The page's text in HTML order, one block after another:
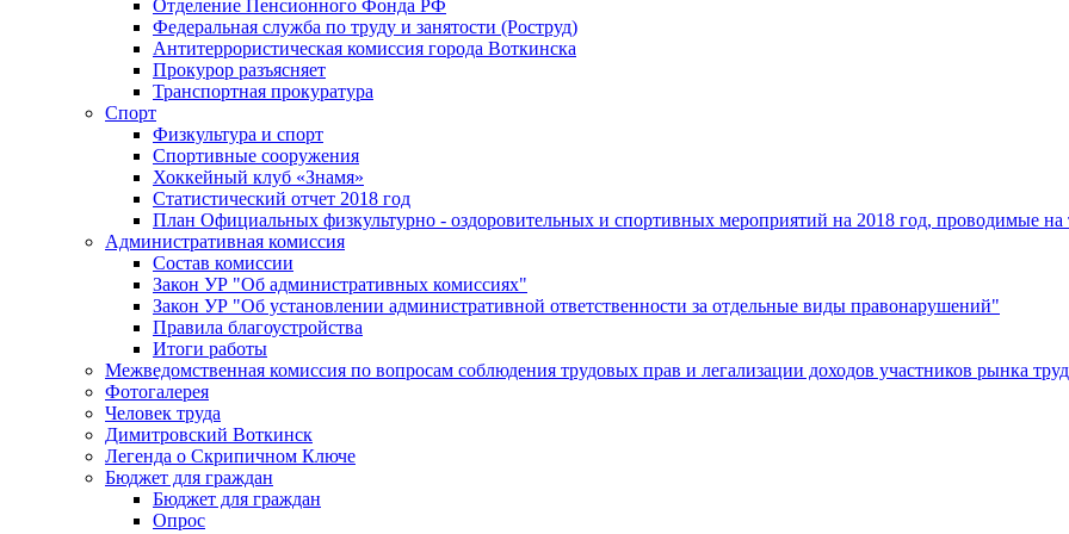
Отделение Пенсионного Фонда РФ
Федеральная служба по труду и занятости (Роструд)
Антитеррористическая комиссия города Воткинска
Прокурор разъясняет
Транспортная прокуратура
Спорт
Физкультура и спорт
Спортивные сооружения
Хоккейный клуб «Знамя»
Статистический отчет 2018 год
План Официальных физкультурно - оздоровительных и спортивных мероприятий на 2018 год, проводимые
Административная комиссия
Состав комиссии
Закон УР "Об административных комиссиях"
Закон УР "Об установлении административной ответственности за отдельные виды правонарушений"
Правила благоустройства
Итоги работы
Межведомственная комиссия по вопросам соблюдения трудовых прав и легализации доходов участников рынка
Фотогалерея
Человек труда
Димитровский Воткинск
Легенда о Скрипичном Ключе
Бюджет для граждан
Бюджет для граждан
Опрос